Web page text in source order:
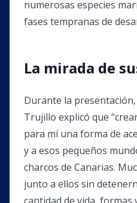
numerosas especies
fases tempranas de
La mirada de
Durante la
Trujillo explicó que
para mí una forma de
y a esos pequeños
charcos de Canarias.
junto a ellos sin